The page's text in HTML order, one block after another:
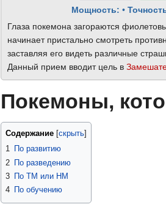
Мощность: •
Глаза покемона загораются
начинает пристально смотреть
заставляя его видеть различные
Данный прием вводит цель в
Покемоны,
Содержание
1 По развитию
2 По разведению
3 По TM или HM
4 По обучению